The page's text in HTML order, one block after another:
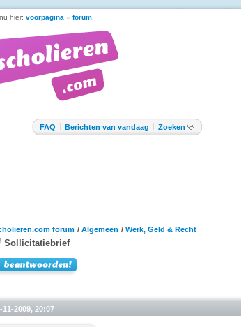
hier: voorpagina » forum
FAQ Berichten van vandaag Zoeken
forum / Algemeen / Werk, Geld & Recht
Sollicitatiebrief
11-2009, 20:07